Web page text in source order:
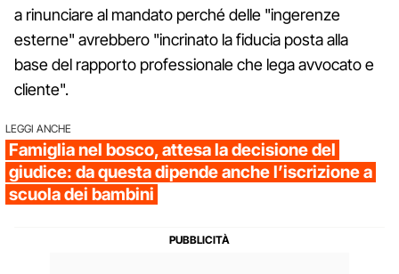
a rinunciare al mandato perché delle "ingerenze
esterne" avrebbero "incrinato la fiducia posta alla
base del rapporto professionale che lega avvocato e
cliente".
LEGGI ANCHE
Famiglia nel bosco, attesa la decisione del
giudice: da questa dipende anche l’iscrizione a
scuola dei bambini